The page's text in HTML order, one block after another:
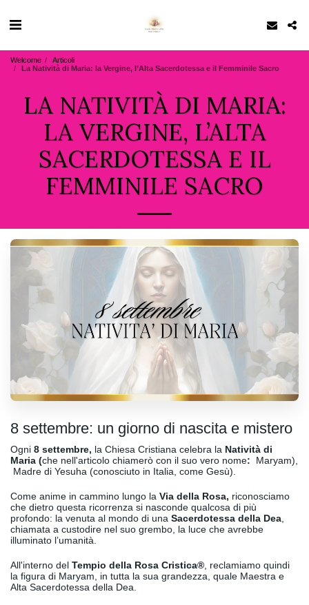
Welcome
Articoli
La Natività di Maria: la Vergine, l’Alta Sacerdotessa e il Femminile Sacro
LA NATIVITÀ DI MARIA:
LA VERGINE, L’ALTA
SACERDOTESSA E IL
FEMMINILE SACRO
8 settembre: un giorno di nascita e mistero
Ogni 8 settembre, la Chiesa Cristiana celebra la Natività di
Maria (che nell'articolo chiamerò con il suo vero nome:
Maryam),
Madre di Yesuha (conosciuto in Italia, come Gesù).
Come anime in cammino lungo la Via della Rosa, riconosciamo
che dietro questa ricorrenza si nasconde qualcosa di più
profondo: la venuta al mondo di una Sacerdotessa della Dea,
chiamata a custodire nel suo grembo, la luce che avrebbe
illuminato l’umanità.
All'interno del Tempio della Rosa Cristica®, reclamiamo quindi
la figura di Maryam, in tutta la sua grandezza, quale Maestra e
Alta Sacerdotessa della Dea.